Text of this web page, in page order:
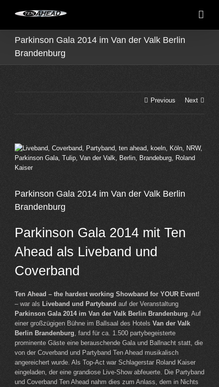
Parkinson Gala 2014 im Van der Valk Berlin
Brandenburg
Previous Next
View
Larger
Image
Parkinson Gala 2014 im Van der Valk Berlin
Brandenburg
Parkinson Gala 2014 mit Ten
Ahead als Liveband und
Coverband
Ten Ahead – the hardest working Showband for YOUR Event!
– war als Liveband und Partyband auf der Veranstaltung
Parkinson Gala 2014 im Van der Valk Berlin Brandenburg . Auf
einer großzügigen Bühne im Ballsaal des Hotels Van der Valk
Berlin Brandenburg , fand für ca. 1.500 partybegeisterte
prominente Gäste eine berauschende Gala und Ballnacht statt, die
von der Coverband und Partyband Ten Ahead musikalisch
angereichert wurde. Als Top-Act war Schlagerstar Roland Kaiser
eingeladen, der eine grandiose Live-Show abfeuerte. Die Partyband
und Coverband Ten Ahead nahm dies zum Anlass, dem in Nichts